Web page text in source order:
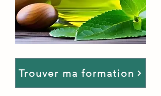
Trouver ma formation